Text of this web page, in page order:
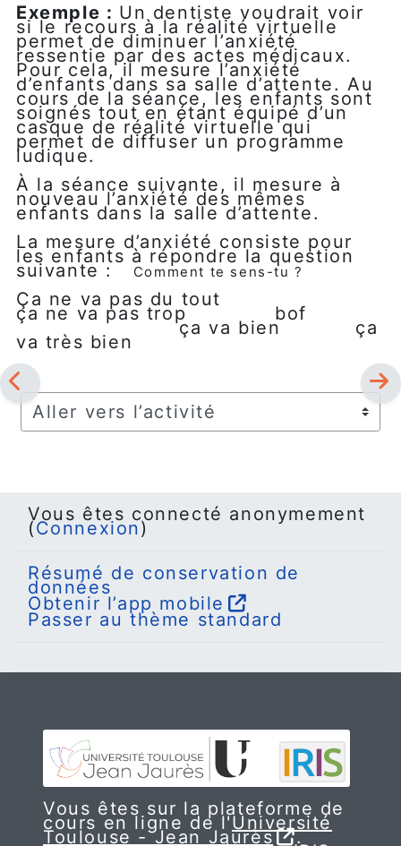
Exemple : Un dentiste voudrait voir
si le recours à la réalité virtuelle
permet de diminuer l’anxiété
ressentie par des actes médicaux.
Pour cela, il mesure l’anxiété
d’enfants dans sa salle d’attente. Au
cours de la séance, les enfants sont
soignés tout en étant équipé d’un
casque de réalité virtuelle qui
permet de diffuser un programme
ludique.
À la séance suivante, il mesure à
nouveau l’anxiété des mêmes
enfants dans la salle d’attente.
La mesure d’anxiété consiste pour
les enfants à répondre la question
suivante : Comment te sens-tu ?
Ça ne va pas du tout
ça ne va pas trop bof
ça va bien ça
va très bien
Aller vers l’activité
Vous êtes connecté anonymement
(Connexion)
Résumé de conservation de
données
Obtenir l’app mobile
Passer au thème standard
Vous êtes sur la plateforme de
cours en ligne de l'Université
Toulouse - Jean Jaurès .